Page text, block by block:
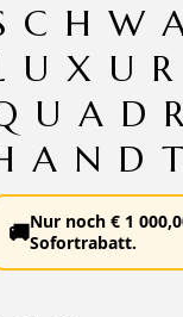
🚚Nur noch € 1
Sofortrabatt.